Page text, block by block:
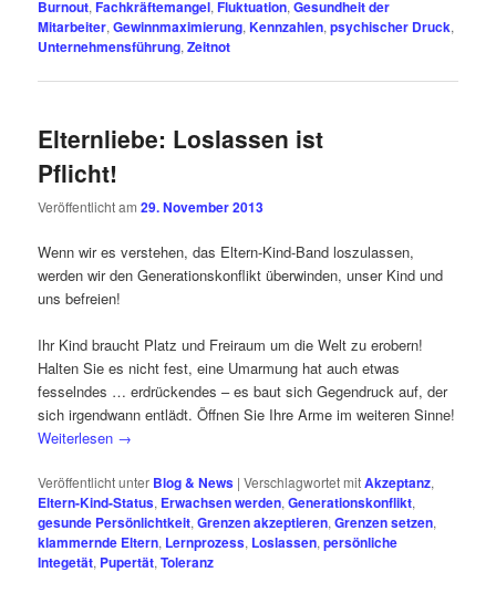
Burnout,Fachkräftemangel,Fluktuation,Gesundheit der
Mitarbeiter,Gewinnmaximierung,Kennzahlen,psychischer Druck,
Unternehmensführung,Zeitnot
Elternliebe: Loslassen ist
Pflicht!
Veröffentlicht am29. November 2013
Wenn wir es verstehen, das Eltern-Kind-Band loszulassen,
werden wir den Generationskonflikt überwinden, unser Kind und
uns befreien!
Ihr Kind braucht Platz und Freiraum um die Welt zu erobern!
Halten Sie es nicht fest, eine Umarmung hat auch etwas
fesselndes … erdrückendes – es baut sich Gegendruck auf, der
sich irgendwann entlädt. Öffnen Sie Ihre Arme im weiteren Sinne!
Weiterlesen →
Veröffentlicht unter Blog & News |Verschlagwortet mitAkzeptanz,
Eltern-Kind-Status, Erwachsen werden,Generationskonflikt,
gesunde Persönlichtkeit,Grenzen akzeptieren,Grenzen setzen,
klammernde Eltern, Lernprozess, Loslassen,persönliche
Integetät, Pupertät,Toleranz